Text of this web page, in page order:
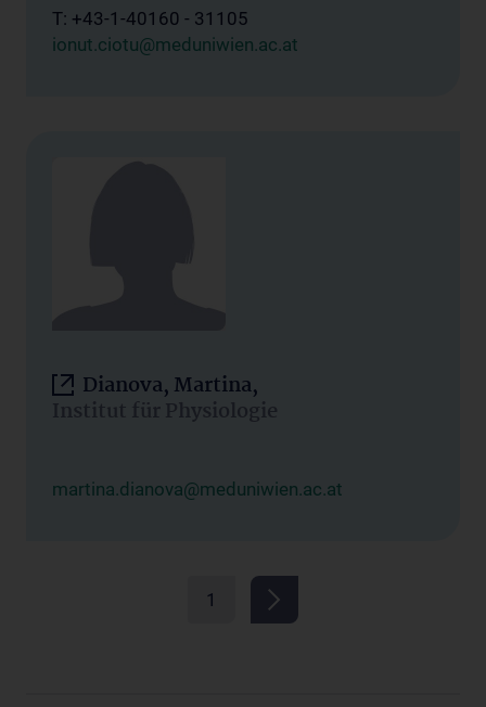
T: +43-1-40160 - 31105
ionut.ciotu@meduniwien.ac.at
Dianova, Martina,
Institut für Physiologie
martina.dianova@meduniwien.ac.at
1